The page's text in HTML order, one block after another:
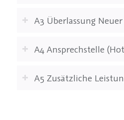
A3 Überlassung
A4 Ansprechstelle
A5 Zusätzliche